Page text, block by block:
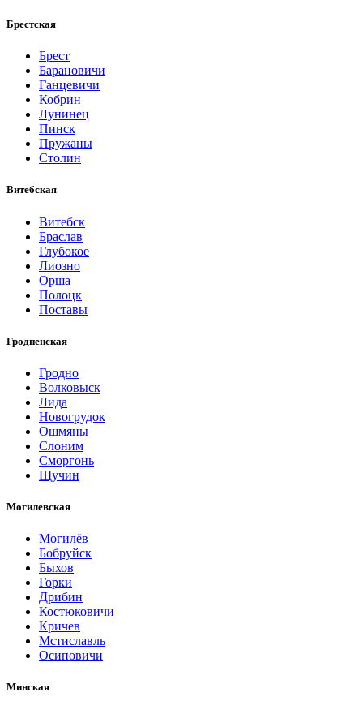
Брестская
Брест
Барановичи
Ганцевичи
Кобрин
Лунинец
Пинск
Пружаны
Столин
Витебская
Витебск
Браслав
Глубокое
Лиозно
Орша
Полоцк
Поставы
Гродненская
Гродно
Волковыск
Лида
Новогрудок
Ошмяны
Слоним
Сморгонь
Щучин
Могилевская
Могилёв
Бобруйск
Быхов
Горки
Дрибин
Костюковичи
Кричев
Мстиславль
Осиповичи
Минская